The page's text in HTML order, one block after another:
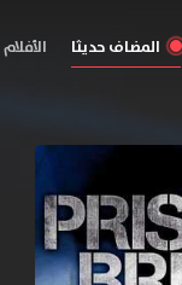
المضاف حديثا الأفلام